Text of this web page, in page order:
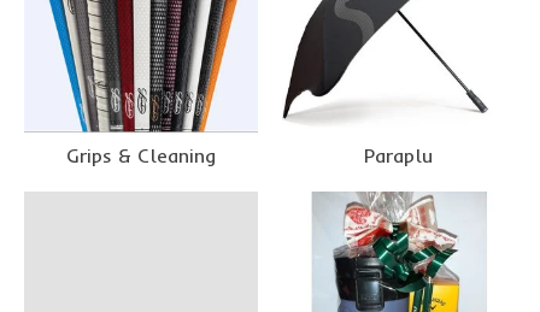
Grips & Cleaning Paraplu